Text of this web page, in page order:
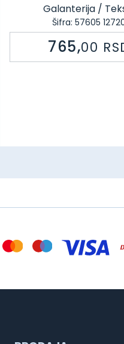
Galanterija /
Šifra: 57605
765,00